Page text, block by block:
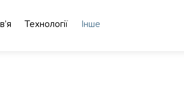
Технології Інше